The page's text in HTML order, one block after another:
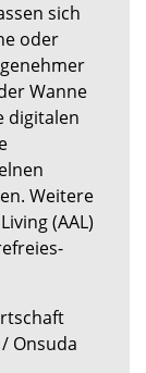
sich
oder
Wanne
digitalen
Weitere
(AAL)
Onsuda